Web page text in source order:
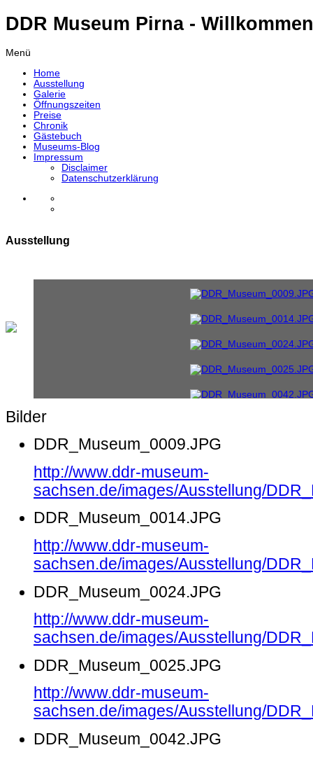
DDR Museum Pirna -
Menü
Home
Ausstellung
Galerie
Öffnungszeiten
Preise
Chronik
Gästebuch
Museums-Blog
Impressum
Disclaimer
Datenschutzerklärung
Ausstellung
Bilder
DDR_Museum_0009.JPG
http://www.ddr-museum-
sachsen.de/images/Ausstellung/
DDR_Museum_0014.JPG
http://www.ddr-museum-
sachsen.de/images/Ausstellung/
DDR_Museum_0024.JPG
http://www.ddr-museum-
sachsen.de/images/Ausstellung/
DDR_Museum_0025.JPG
http://www.ddr-museum-
sachsen.de/images/Ausstellung/
DDR_Museum_0042.JPG